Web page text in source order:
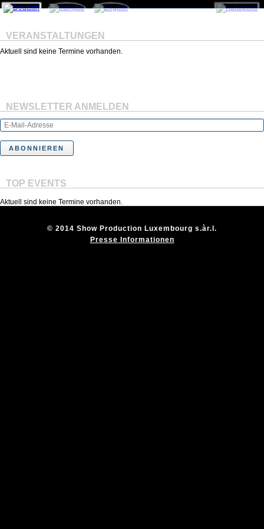
VERANSTALTUNGEN
Aktuell sind keine Termine vorhanden.
NEWSLETTER ANMELDEN
TOP EVENTS
Aktuell sind keine Termine vorhanden.
© 2014 Show Production Luxembourg s.àr.l.
Presse Informationen